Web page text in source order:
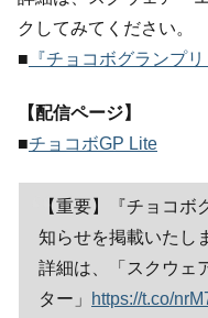
クしてみてください。
■ 『チョコボグランプ
【配信ページ】
■チョコボGP Lite
【重要】『チョコ
知らせを掲載いたし
詳細は、「スクウ
ター」
https://t.co/